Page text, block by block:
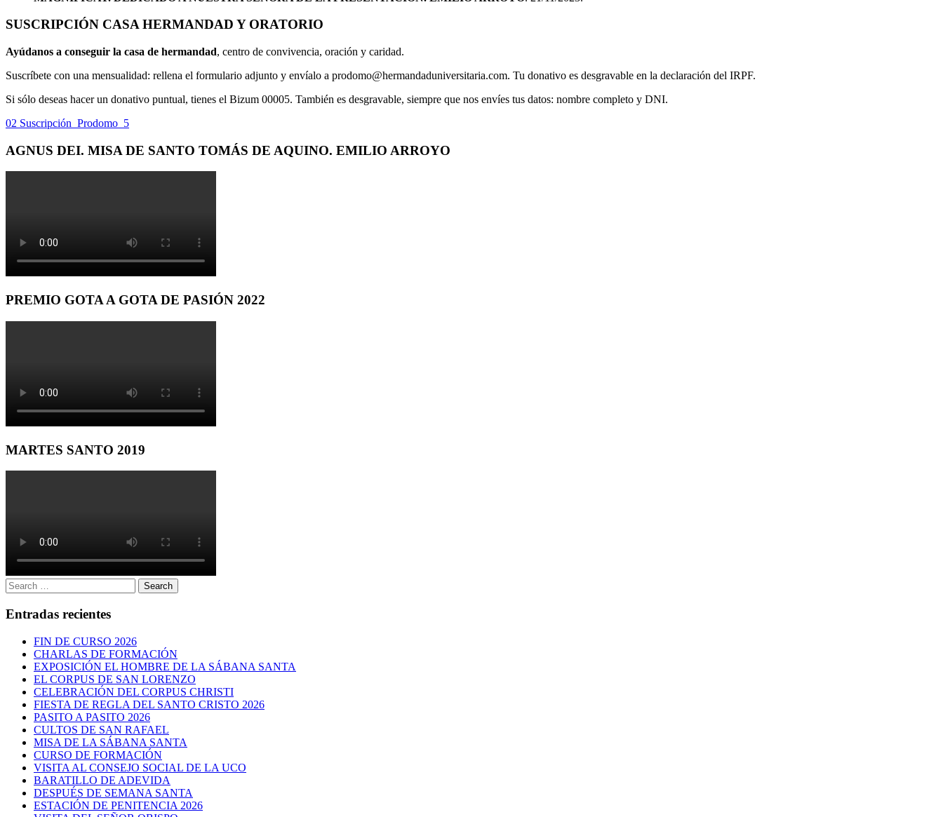
SUSCRIPCIÓN CASA HERMANDAD Y ORATORIO
Ayúdanos a conseguir la casa de hermandad, centro de convivencia, oración y caridad.
Suscríbete con una mensualidad: rellena el formulario adjunto y envíalo a prodomo@hermandaduniversitaria.com. Tu donativo es desgravable en la declaración del IRPF.
Si sólo deseas hacer un donativo puntual, tienes el Bizum 00005. También es desgravable, siempre que nos envíes tus datos: nombre completo y DNI.
02 Suscripción_Prodomo_5
AGNUS DEI. MISA DE SANTO TOMÁS DE AQUINO. EMILIO ARROYO
PREMIO GOTA A GOTA DE PASIÓN 2022
MARTES SANTO 2019
Search
for:
Search
Entradas recientes
FIN DE CURSO 2026
CHARLAS DE FORMACIÓN
EXPOSICIÓN EL HOMBRE DE LA SÁBANA SANTA
EL CORPUS DE SAN LORENZO
CELEBRACIÓN DEL CORPUS CHRISTI
FIESTA DE REGLA DEL SANTO CRISTO 2026
PASITO A PASITO 2026
CULTOS DE SAN RAFAEL
MISA DE LA SÁBANA SANTA
CURSO DE FORMACIÓN
VISITA AL CONSEJO SOCIAL DE LA UCO
BARATILLO DE ADEVIDA
DESPUÉS DE SEMANA SANTA
ESTACIÓN DE PENITENCIA 2026